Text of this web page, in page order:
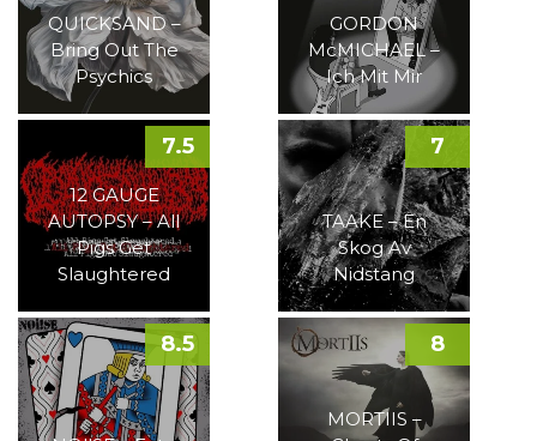
QUICKSAND –
Bring Out The
Psychics
GORDON
McMICHAEL –
Ich Mit Mir
12 GAUGE
AUTOPSY – All
Pigs Get
Slaughtered
7.5
TAAKE – En
Skog Av
Nidstang
7
8.5
MORTIIS –
8